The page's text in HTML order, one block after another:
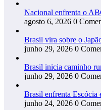
Nacional enfrenta o
agosto 6, 2026 0
Brasil vira sobre o
junho 29, 2026 0
Brasil inicia caminho
junho 29, 2026 0
Brasil enfrenta Escócia
junho 24, 2026 0